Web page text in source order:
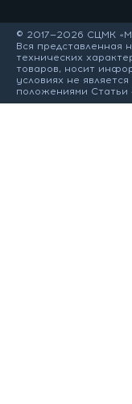
© 2017—2026 СЦМК
Вся представленная
технических
товаров, носит
условиях не
положениями